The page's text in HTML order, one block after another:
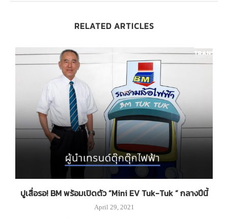
RELATED ARTICLES
ปูเสื่อรอ! BM พร้อมเปิดตัว “Mini EV Tuk-Tuk ” กลางปีนี้
April 29, 2021